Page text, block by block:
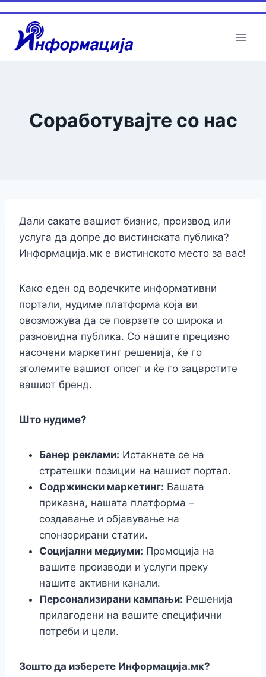
content
Соработувајте со нас
Дали сакате вашиот бизнис, производ или
услуга да допре до вистинската публика?
Информација.мк е вистинското место за вас!
Како еден од водечките информативни
портали, нудиме платформа која ви
овозможува да се поврзете со широка и
разновидна публика. Со нашите прецизно
насочени маркетинг решенија, ќе го
зголемите вашиот опсег и ќе го зацврстите
вашиот бренд.
Што нудиме?
Банер реклами: Истакнете се на
стратешки позиции на нашиот портал.
Содржински маркетинг: Вашата
приказна, нашата платформа –
создавање и објавување на
спонзорирани статии.
Социјални медиуми: Промоција на
вашите производи и услуги преку
нашите активни канали.
Персонализирани кампањи: Решенија
прилагодени на вашите специфични
потреби и цели.
Зошто да изберете Информација.мк?